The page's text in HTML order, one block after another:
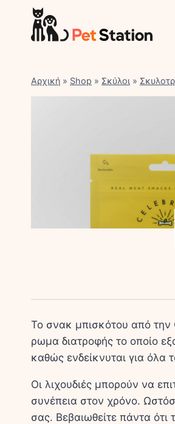
content
Αρχική » Shop » Σκύλοι »
Το σνακ μπισκότου από την
ρω­μα δια­τρο­φής το οποίο
καθώς ενδείκνυται για όλα
Οι λιχουδιές μπορούν να
συνέπεια στον χρόνο.
σας. Βεβαιωθείτε πάντα